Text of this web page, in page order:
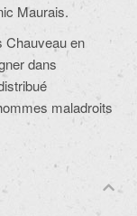
Maurais.
Chauveau en
dans
maladroits